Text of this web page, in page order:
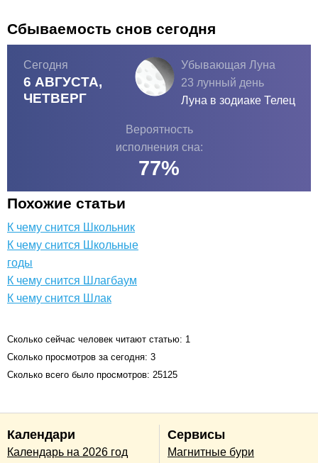
Сбываемость снов сегодня
Сегодня
6 АВГУСТА,
ЧЕТВЕРГ
Убывающая Луна
23 лунный день
Луна в зодиаке Телец
Вероятность
исполнения сна:
77%
Похожие статьи
К чему снится Школьник
К чему снится Школьные
годы
К чему снится Шлагбаум
К чему снится Шлак
Сколько сейчас человек читают статью: 1
Сколько просмотров за сегодня: 3
Сколько всего было просмотров: 25125
Календари
Календарь на 2026 год
Сервисы
Магнитные бури